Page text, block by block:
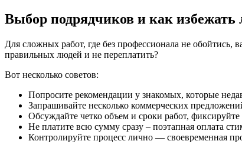
Выбор подрядчиков и как избежать
Для сложных работ, где без профессионала не
правильных людей и не переплатить?
Вот несколько советов:
Попросите рекомендации у знакомых, которые
Запрашивайте несколько коммерческих
Обсуждайте четко объем и сроки работ, фиксируйте
Не платите всю сумму сразу – поэтапная оплата
Контролируйте процесс лично — своевременная